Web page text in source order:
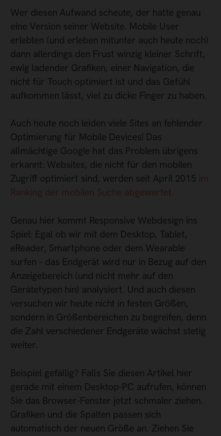
Wer diesen Aufwand scheute, der hatte genau
eine Version seiner Website. Mobile User
erlebten (und erleben mitunter auch heute noch)
dann allerdings den Frust winzig kleiner Schrift,
ewig ladender Grafiken, einer Navigation, die
nicht für Touch optimiert ist und das Gefühl
aufkommen lässt, viel zu dicke Finger zu haben.
Auch heute noch leiden viele Sites an fehlender
Optimierung für Mobile Devices! Das
allmächtige Google hat das Problem übrigens
erkannt: Websites, die nicht für den mobilen
Zugriff optimiert sind, werden seit April 2015 im
Ranking der mobilen Suche abgewertet.
Genau hier kommt Responsive Webdesign ins
Spiel: Egal ob wir mit dem Desktop, Tablet,
eReader, Smartphone oder dem Wearable
surfen – das Endgerät wird nur in Bezug auf den
Anzeigebereich (und nicht mehr auf den
Gerätetypen hin) analysiert. Und auch diesen
versuchen wir heute nicht in festen Größen,
sondern in Größenbereichen zu begreifen, denn
die Zahl verschiedener Endgeräte wächst stetig
weiter.
Beispiel gefällig? Falls Sie diesen Artikel hier
gerade mit einem Desktop-PC aufrufen, können
Sie das Browser-Fenster jetzt schmaler ziehen.
Grafiken und die Spalten passen sich
automatisch der neuen Größe an. Ziehen Sie